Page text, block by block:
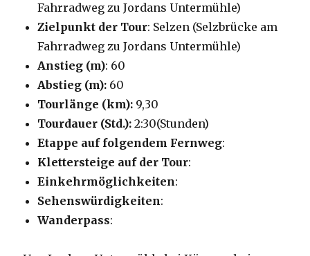
Fahrradweg zu Jordans Untermühle)
Zielpunkt der Tour: Selzen (Selzbrücke am
Fahrradweg zu Jordans Untermühle)
Anstieg (m): 60
Abstieg (m): 60
Tourlänge (km): 9,30
Tourdauer (Std.): 2:30(Stunden)
Etappe auf folgendem Fernweg:
Klettersteige auf der Tour:
Einkehrmöglichkeiten:
Sehenswürdigkeiten:
Wanderpass: